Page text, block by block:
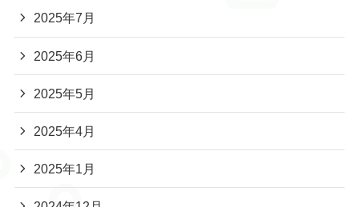
2025年7月
2025年6月
2025年5月
2025年4月
2025年1月